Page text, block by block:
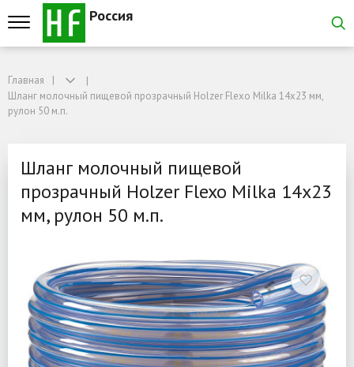
Россия
Шланг молочный пищевой прозрачный Holzer Flexo Milka 14x23 мм, рулон
Шланг молочный
Главная
Шланг молочный пищевой прозрачный Holzer Flexo Milka 14x23 мм,
рулон 50 м.п.
Шланг молочный пищевой
прозрачный Holzer Flexo Milka 14x23
мм, рулон 50 м.п.